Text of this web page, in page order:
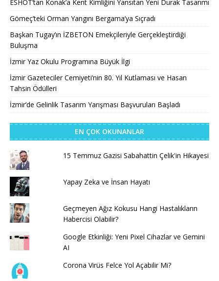
ESHOT’tan Konak’a Kent Kimliğini Yansıtan Yeni Durak Tasarımı
Gömeç’teki Orman Yangını Bergama’ya Sıçradı
Başkan Tugay’ın İZBETON Emekçileriyle Gerçekleştirdiği
Buluşma
İzmir Yaz Okulu Programına Büyük İlgi
İzmir Gazeteciler Cemiyeti’nin 80. Yıl Kutlaması ve Hasan
Tahsin Ödülleri
İzmir’de Gelinlik Tasarım Yarışması Başvuruları Başladı
EN ÇOK OKUNANLAR
15 Temmuz Gazisi Sabahattin Çelik'in Hikayesi
Yapay Zeka ve İnsan Hayatı
Geçmeyen Ağız Kokusu Hangi Hastalıkların
Habercisi Olabilir?
Google Etkinliği: Yeni Pixel Cihazlar ve Gemini
AI
Corona Virüs Felce Yol Açabilir Mi?